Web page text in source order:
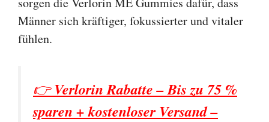
Männer sich kräftiger, fokussierter und vitaler
fühlen.
👉Verlorin Rabatte – Bis zu 75 %
sparen + kostenloser Versand –